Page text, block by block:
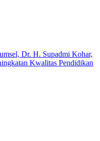
Dr. H. Supadmi Kohar,
Kwalitas Pendidikan